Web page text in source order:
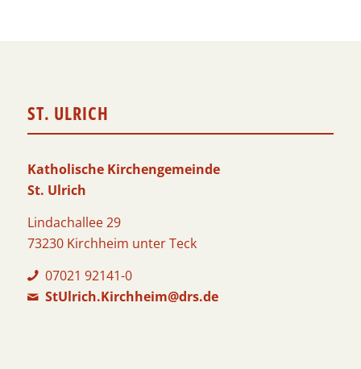
ST. ULRICH
Katholische Kirchengemeinde
St. Ulrich
Lindachallee 29
73230 Kirchheim unter Teck
07021 92141-0
StUlrich.Kirchheim@drs.de